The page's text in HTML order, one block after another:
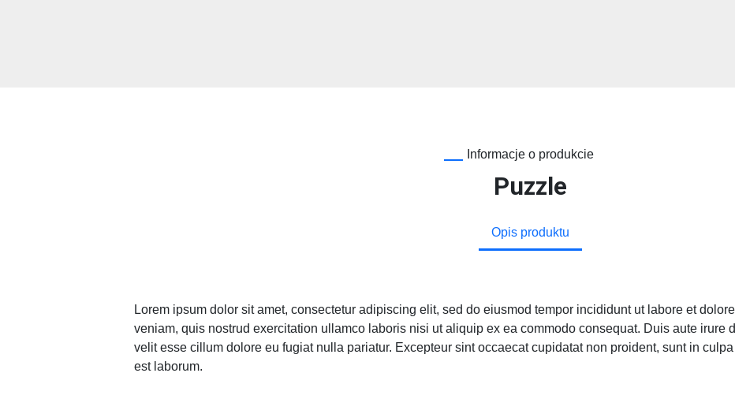
Informacje o produkcie
Puzzle
Opis produktu
Lorem ipsum dolor sit amet, consectetur adipiscing elit, sed do eiusmod tempor incididunt ut labore et
veniam, quis nostrud exercitation ullamco laboris nisi ut aliquip ex ea commodo consequat. Duis aute irure
velit esse cillum dolore eu fugiat nulla pariatur. Excepteur sint occaecat cupidatat non proident, sunt in
est laborum.